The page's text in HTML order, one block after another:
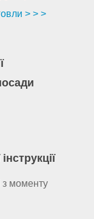
> > >
з моменту